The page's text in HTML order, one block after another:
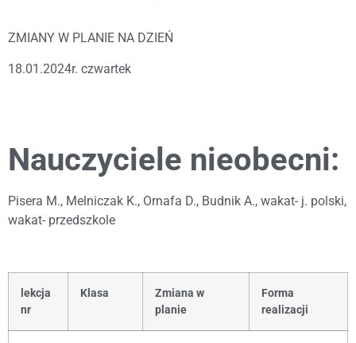
ZMIANY W PLANIE NA DZIEŃ
18.01.2024r. czwartek
Nauczyciele nieobecni:
Pisera M., Melniczak K., Ornafa D., Budnik A., wakat- j. polski,
wakat- przedszkole
lekcja
nr
Klasa
Zmiana w
planie
Forma
realizacji